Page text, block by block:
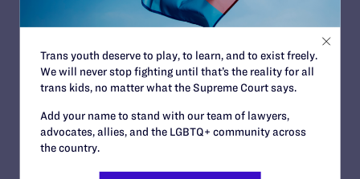
: A majority (59%) of Latinx participants
property crime, physical assault, intimate partner
violence, and sexual assault.
Transgender identity
For transgender Latinx
participants that had been in court, 34.5% reported
having their transgender status inappropriately
revealed in court.
Trans youth deserve to play, to learn, and to exist freely.
We will never stop fighting until that’s the reality for all
trans kids, no matter what the Supreme Court says.
Add your name to stand with our team of lawyers,
advocates, allies, and the LGBTQ+ community across
the country.